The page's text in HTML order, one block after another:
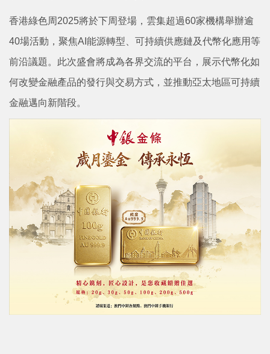
香港綠色周2025將於下周登場，雲集超過60家機構舉辦逾
40場活動，聚焦AI能源轉型、可持續供應鏈及代幣化應用等
前沿議題。此次盛會將成為各界交流的平台，展示代幣化如
何改變金融產品的發行與交易方式，並推動亞太地區可持續
金融邁向新階段。